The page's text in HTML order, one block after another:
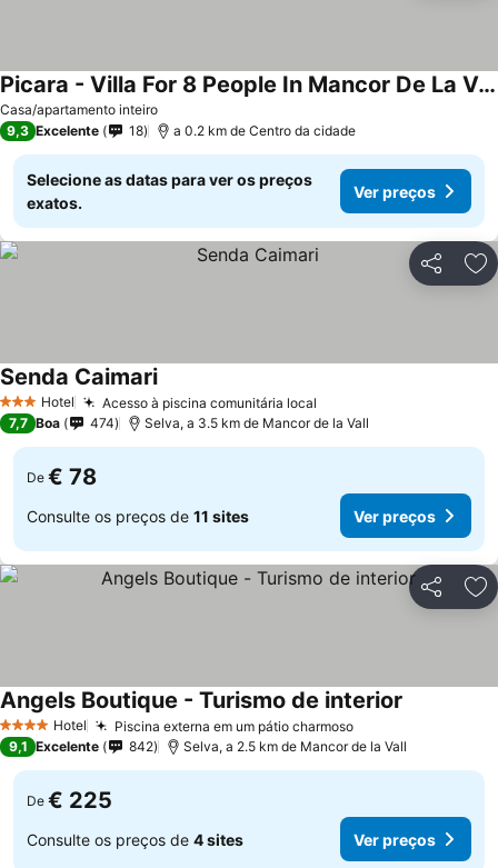
Casa/apartamento inteiro
Picara - Villa For 8 People In Mancor De La Vall
9,3 Excelente 18 a 0.2 km de Centro da cidade
Selecione as datas para ver os preços
exatos.
Ver preços
Partilhar
3 EstrelasHotel Acesso à piscina comunitária local
Senda Caimari
7,7 Boa 474 Selva, a 3.5 km de Mancor de la Vall
De € 78
Consulte os preços de 11 sites Ver preços
Partilhar
4 EstrelasHotel Piscina externa em um pátio charmoso
Angels Boutique - Turismo de interior
9,1 Excelente 842 Selva, a 2.5 km de Mancor de la Vall
De € 225
Consulte os preços de 4 sites Ver preços